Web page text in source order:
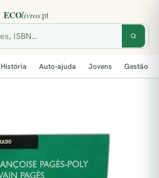
História Auto-ajuda Jovens Gestão